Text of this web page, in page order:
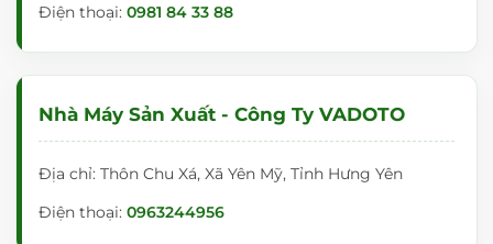
Điện thoại: 0981 84 33 88
Nhà Máy Sản Xuất - Công Ty VADOTO
Địa chỉ: Thôn Chu Xá, Xã Yên Mỹ, Tỉnh Hưng Yên
Điện thoại: 0963244956